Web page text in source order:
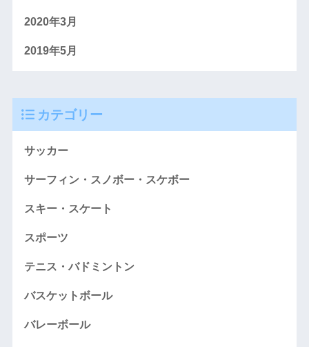
2020年3月
2019年5月
カテゴリー
サッカー
サーフィン・スノボー・スケボー
スキー・スケート
スポーツ
テニス・バドミントン
バスケットボール
バレーボール